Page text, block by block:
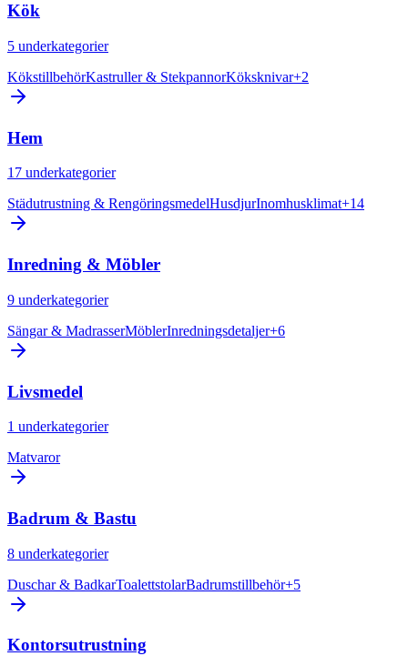
Kök
5 underkategorier
KökstillbehörKastruller & StekpannorKöksknivar+2
Hem
17 underkategorier
Städutrustning & RengöringsmedelHusdjurInomhusklimat+14
Inredning & Möbler
9 underkategorier
Sängar & MadrasserMöblerInredningsdetaljer+6
Livsmedel
1 underkategorier
Matvaror
Badrum & Bastu
8 underkategorier
Duschar & BadkarToalettstolarBadrumstillbehör+5
Kontorsutrustning